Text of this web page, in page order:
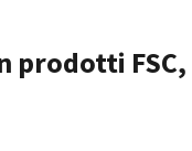
prodotti FSC,